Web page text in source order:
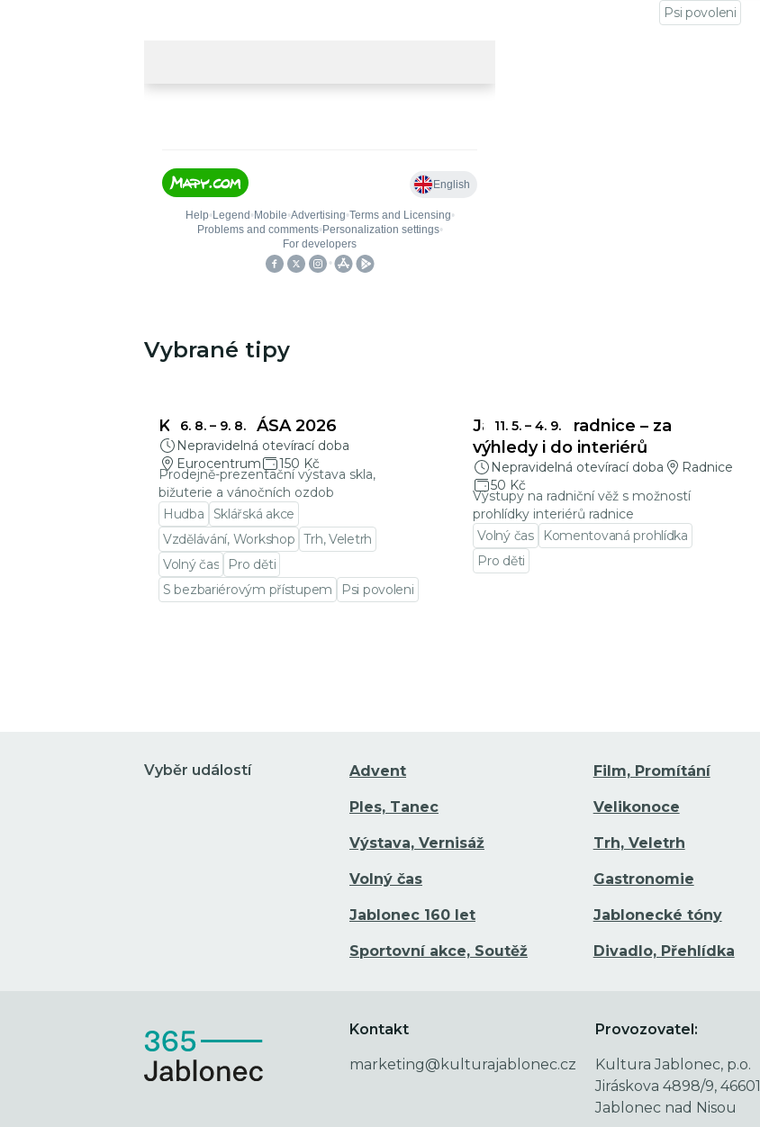
Psi povoleni
Vybrané tipy
6. 8. – 9. 8.
KŘEHKÁ KRÁSA 2026
Nepravidelná otevírací doba
Eurocentrum
150 Kč
Prodejně-prezentační výstava skla,
bižuterie a vánočních ozdob
Hudba
Sklářská akce
Vzdělávání, Workshop Trh, Veletrh
Volný čas
Pro děti
S bezbariérovým přístupem
Psi povoleni
11. 5. – 4. 9.
Jablonecká radnice – za
výhledy i do interiérů
Nepravidelná otevírací doba
Radnice
50 Kč
Výstupy na radniční věž s možností
prohlídky interiérů radnice
Volný čas
Komentovaná prohlídka
Pro děti
Vyběr událostí Advent Film, Promítání
Ples, Tanec Velikonoce
Výstava, Vernisáž Trh, Veletrh
Volný čas Gastronomie
Jablonec 160 let Jablonecké tóny
Sportovní akce, Soutěž Divadlo, Přehlídka
Kontakt
marketing@kulturajablonec.cz
Provozovatel:
Kultura Jablonec, p.o.
Jiráskova 4898/9, 46601
Jablonec nad Nisou